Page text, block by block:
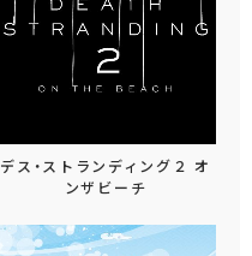
デス・ストランディング２ オ
ンザビーチ